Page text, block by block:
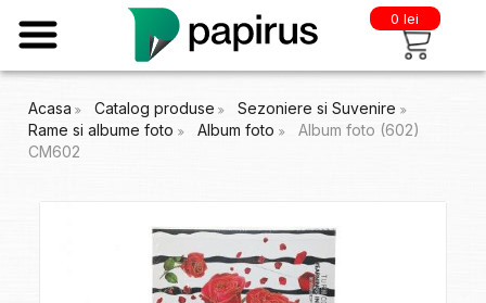
0 lei
Acasa Catalog produse
Sezoniere si Suvenire
Rame si albume foto
Album foto
Album foto (602)
CM602